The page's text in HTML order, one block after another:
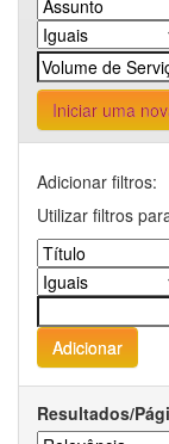
Iniciar uma
Adicionar filtros:
Utilizar filtros
Resultados/